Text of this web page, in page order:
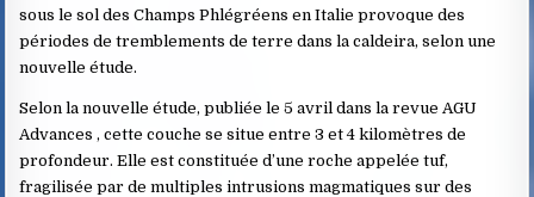
sous le sol des Champs Phlégréens en Italie provoque des
périodes de tremblements de terre dans la caldeira, selon une
nouvelle étude.
Selon la nouvelle étude, publiée le 5 avril dans la revue AGU
Advances , cette couche se situe entre 3 et 4 kilomètres de
profondeur. Elle est constituée d’une roche appelée tuf,
fragilisée par de multiples intrusions magmatiques sur des